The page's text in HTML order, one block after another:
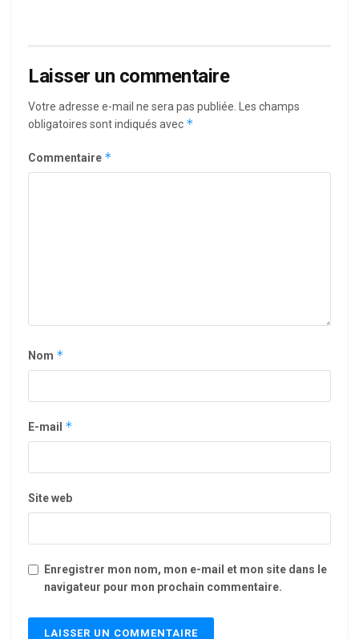
Laisser un commentaire
Votre adresse e-mail ne sera pas publiée. Les champs
obligatoires sont indiqués avec *
Commentaire *
Nom *
E-mail *
Site web
Enregistrer mon nom, mon e-mail et mon site dans le
navigateur pour mon prochain commentaire.